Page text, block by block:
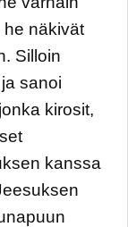
he näkivät
Silloin
sanoi
kirosit,
kanssa